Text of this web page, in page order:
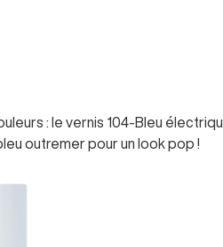
: le vernis 104-Bleu
outremer pour un look pop !